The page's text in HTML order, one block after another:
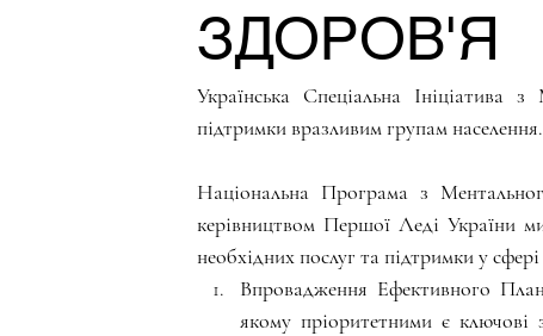
ЗДОРОВ'Я
Українська Спеціальна Ініціатива
підтримки вразливим групам
Національна Програма з
керівництвом Першої Леді України
необхідних послуг та підтримки у
Впровадження Ефективного
якому пріоритетними є ключові